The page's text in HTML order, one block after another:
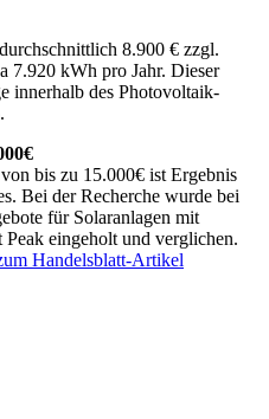
8.900 € zzgl.
7.920 kWh pro Jahr. Dieser
innerhalb des Photovoltaik-
bis zu 15.000€ ist Ergebnis
Bei der Recherche wurde bei
für Solaranlagen mit
eingeholt und verglichen.
Handelsblatt-Artikel